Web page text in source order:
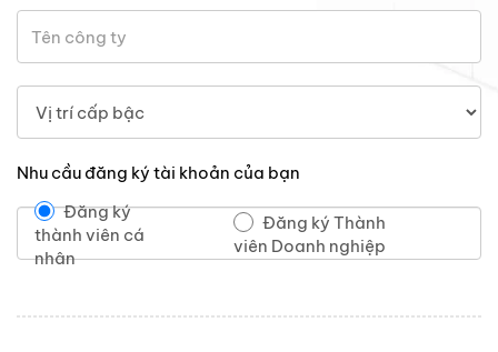
Nhu cầu đăng ký tài khoản của bạn
Đăng ký
thành viên cá
nhân
Đăng ký Thành
viên Doanh nghiệp